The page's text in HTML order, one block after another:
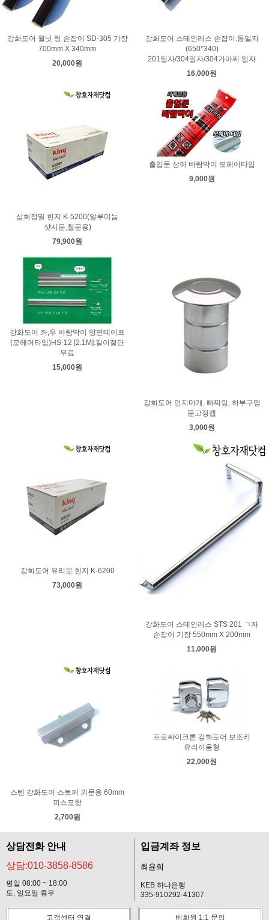
강화도어 월넛 링 손잡이 SD-305 기장
700mm X 340mm
20,000원
강화도어 스테인레스 손잡이:통일자
(650*340)
201일자/304일자/304가마찌 일자
16,000원
삼화정밀 힌지 K-5200(알루미늄
샷시문,철문용)
79,900원
출입문 상하 바람막이 모헤어타입
9,000원
강화도어 좌,우 바람막이 양면테이프
(모헤어타입)HS-12 [2.1M]:길이절단
무료
15,000원
강화도어 먼지마개, 빠찌링, 하부구멍
문고정캡
3,000원
강화도어 유리문 힌지 K-6200
73,000원
강화도어 스테인레스 STS 201 ㄱ자
손잡이 기장 550mm X 200mm
11,000원
스텐 강화도어 스토퍼 외문용 60mm
피스포함
2,700원
프로싸이크론 강화도어 보조키
유리끼움형
22,000원
상담전화 안내
상담:010-3858-8586
평일 08:00 ~ 18:00
토, 일요일 휴무
입금계좌 정보
최윤희
KEB 하나은행
335-910292-41307
고객센터 연결 비회원 1:1 문의